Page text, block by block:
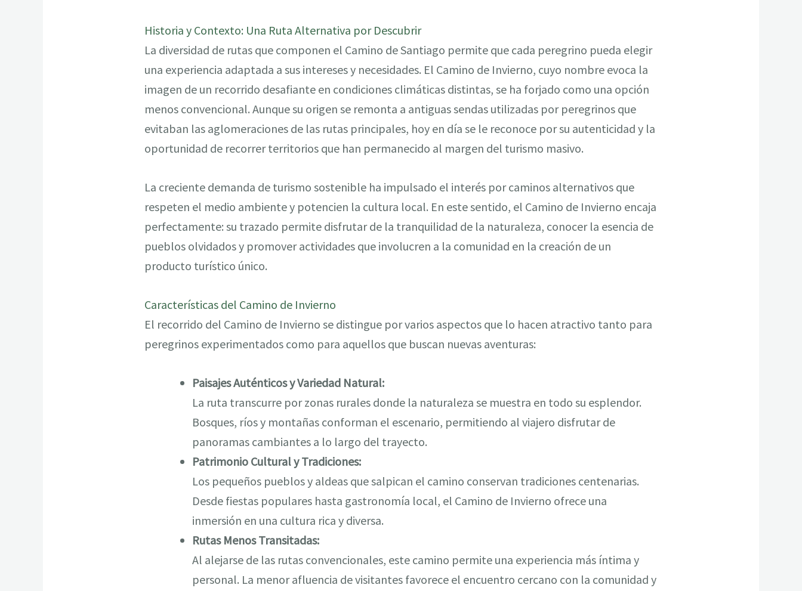
Historia y Contexto: Una Ruta Alternativa por Descubrir
La diversidad de rutas que componen el Camino de Santiago permite que cada peregrino pueda elegir
una experiencia adaptada a sus intereses y necesidades. El Camino de Invierno, cuyo nombre evoca la
imagen de un recorrido desafiante en condiciones climáticas distintas, se ha forjado como una opción
menos convencional. Aunque su origen se remonta a antiguas sendas utilizadas por peregrinos que
evitaban las aglomeraciones de las rutas principales, hoy en día se le reconoce por su autenticidad y la
oportunidad de recorrer territorios que han permanecido al margen del turismo masivo.
La creciente demanda de turismo sostenible ha impulsado el interés por caminos alternativos que
respeten el medio ambiente y potencien la cultura local. En este sentido, el Camino de Invierno encaja
perfectamente: su trazado permite disfrutar de la tranquilidad de la naturaleza, conocer la esencia de
pueblos olvidados y promover actividades que involucren a la comunidad en la creación de un
producto turístico único.
Características del Camino de Invierno
El recorrido del Camino de Invierno se distingue por varios aspectos que lo hacen atractivo tanto para
peregrinos experimentados como para aquellos que buscan nuevas aventuras:
Paisajes Auténticos y Variedad Natural:
La ruta transcurre por zonas rurales donde la naturaleza se muestra en todo su esplendor.
Bosques, ríos y montañas conforman el escenario, permitiendo al viajero disfrutar de
panoramas cambiantes a lo largo del trayecto.
Patrimonio Cultural y Tradiciones:
Los pequeños pueblos y aldeas que salpican el camino conservan tradiciones centenarias.
Desde fiestas populares hasta gastronomía local, el Camino de Invierno ofrece una
inmersión en una cultura rica y diversa.
Rutas Menos Transitadas:
Al alejarse de las rutas convencionales, este camino permite una experiencia más íntima y
personal. La menor afluencia de visitantes favorece el encuentro cercano con la comunidad y